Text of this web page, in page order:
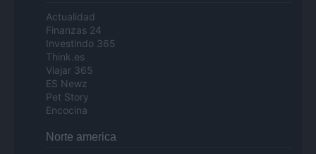
Actualidad
Finanzas 24
Investindo 365
Think.es
Viajar 365
ES Newz
Pet Story
Encocina
Norte america